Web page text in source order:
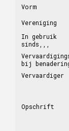
Vorm
Vereniging
In gebruik
sinds,,,
bij
Vervaardiger
Opschrift